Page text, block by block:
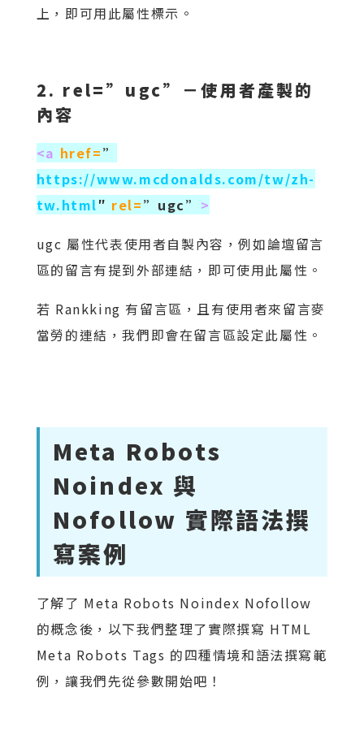
上，即可用此屬性標示。
2. rel=”ugc”－使用者產製的
內容
<a href=”
https://www.mcdonalds.com/tw/zh-
tw.html″ rel=”ugc” >
ugc 屬性代表使用者自製內容，例如論壇留言
區的留言有提到外部連結，即可使用此屬性。
若 Rankking 有留言區，且有使用者來留言麥
當勞的連結，我們即會在留言區設定此屬性。
Meta Robots
Noindex 與
Nofollow 實際語法撰
寫案例
了解了 Meta Robots Noindex Nofollow
的概念後，以下我們整理了實際撰寫 HTML
Meta Robots Tags 的四種情境和語法撰寫範
例，讓我們先從參數開始吧！